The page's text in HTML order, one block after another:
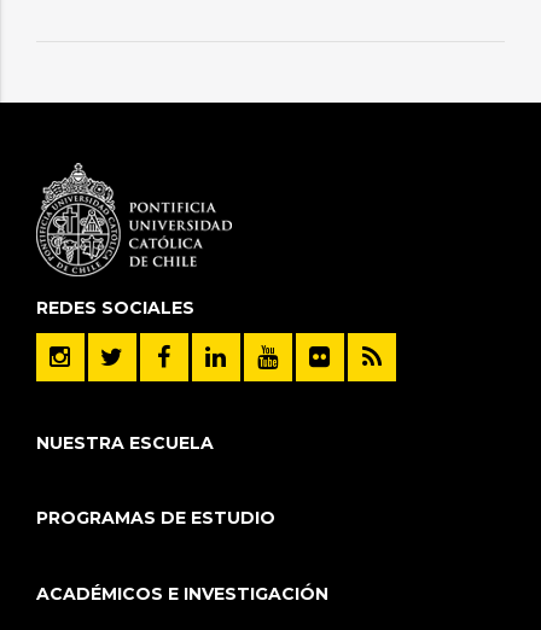
REDES SOCIALES
NUESTRA ESCUELA
PROGRAMAS DE ESTUDIO
ACADÉMICOS E INVESTIGACIÓN